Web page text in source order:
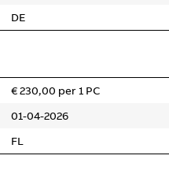
DE
€ 230,00 per 1 PC
01-04-2026
FL